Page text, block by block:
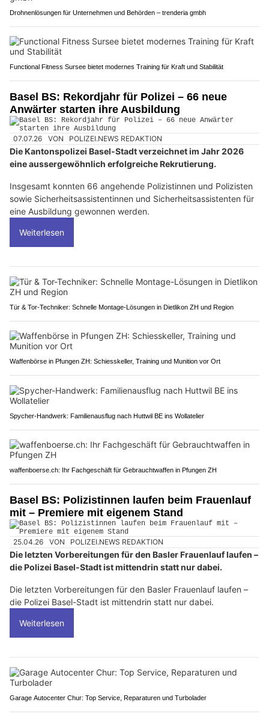
Drohnenlösungen für Unternehmen und Behörden – trenderia gmbh
Functional Fitness Sursee bietet modernes Training für Kraft und Stabilität
Basel BS: Rekordjahr für Polizei – 66 neue
Anwärter starten ihre Ausbildung
07.07.26 VON POLIZEI.NEWS REDAKTION
Die Kantonspolizei Basel-Stadt verzeichnet im Jahr 2026
eine aussergewöhnlich erfolgreiche Rekrutierung.
Insgesamt konnten 66 angehende Polizistinnen und Polizisten
sowie Sicherheitsassistentinnen und Sicherheitsassistenten für
eine Ausbildung gewonnen werden.
Weiterlesen
Tür & Tor-Techniker: Schnelle Montage-Lösungen in Dietlikon ZH und Region
Waffenbörse in Pfungen ZH: Schiesskeller, Training und Munition vor Ort
Spycher-Handwerk: Familienausflug nach Huttwil BE ins Wollatelier
waffenboerse.ch: Ihr Fachgeschäft für Gebrauchtwaffen in Pfungen ZH
Basel BS: Polizistinnen laufen beim Frauenlauf
mit – Premiere mit eigenem Stand
25.04.26 VON POLIZEI.NEWS REDAKTION
Die letzten Vorbereitungen für den Basler Frauenlauf laufen –
die Polizei Basel-Stadt ist mittendrin statt nur dabei.
Die letzten Vorbereitungen für den Basler Frauenlauf laufen –
die Polizei Basel-Stadt ist mittendrin statt nur dabei.
Weiterlesen
Garage Autocenter Chur: Top Service, Reparaturen und Turbolader